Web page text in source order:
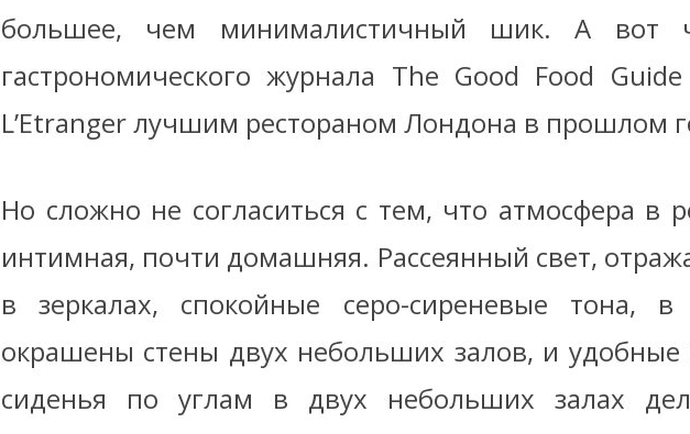
большее, чем минималистичный шик. А вот
гастрономического журнала The Good Food
L’Etranger лучшим рестораном Лондона в прошлом
Но сложно не согласиться с тем, что атмосфера в
интимная, почти домашняя. Рассеянный свет,
в зеркалах, спокойные серо-сиреневые тона, в
окрашены стены двух небольших залов, и
сиденья по углам в двух небольших залах